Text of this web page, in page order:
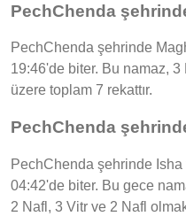
PechChenda
PechChenda şehrinde
19:46'de biter. Bu namaz,
üzere toplam 7 rekattır.
PechChenda
PechChenda şehrinde
04:42'de biter. Bu gece
2 Nafl, 3 Vitr ve 2 Nafl